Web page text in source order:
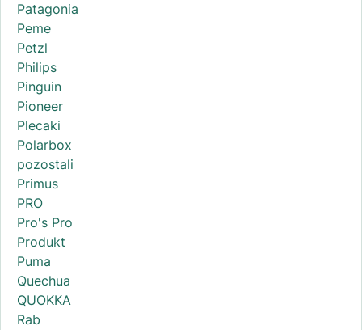
Patagonia
Peme
Petzl
Philips
Pinguin
Pioneer
Plecaki
Polarbox
pozostali
Primus
PRO
Pro's Pro
Produkt
Puma
Quechua
QUOKKA
Rab